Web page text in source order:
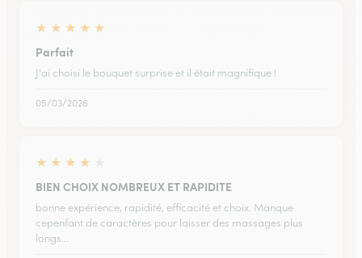
★ ★ ★ ★ ★
Parfait
J'ai choisi le bouquet surprise et il était magnifique !
05/03/2026
★ ★ ★ ★
BIEN CHOIX NOMBREUX ET RAPIDITE
bonne expérience, rapidité, efficacité et choix. Manque
cepenfant de caractères pour laisser des massages plus
longs...